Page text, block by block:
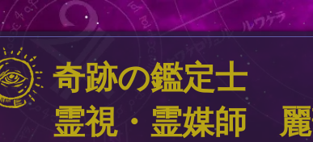
奇跡の鑑定士
霊視・霊媒師